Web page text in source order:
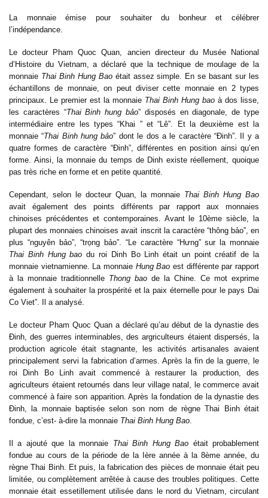
La monnaie émise pour souhaiter du bonheur et célébrer
l’indépendance.
Le docteur Pham Quoc Quan, ancien directeur du Musée National
d’Histoire du Vietnam, a déclaré que la technique de moulage de la
monnaie Thai Binh Hung Baoétait assez simple. En se basant sur les
échantillons de monnaie, on peut diviser cette monnaie en 2 types
principaux. Le premier est la monnaie Thai Binh Hung bao à dos lisse,
les caractères “Thai Binh hung bảo” disposés en diagonale, de type
intermédiaire entre les types “Khai ” et “Lê”. Et la deuxième est la
monnaie “Thai Binh hung bảo” dont le dos a le caractère “Đinh”. Il y a
quatre formes de caractère “Đinh”, différentes en position ainsi qu’en
forme. Ainsi, la monnaie du temps de Dinh existe réellement, quoique
pas très riche en forme et en petite quantité.
Cependant, selon le docteur Quan, la monnaie Thai Binh Hung Bao
avait également des points différents par rapport aux monnaies
chinoises précédentes et contemporaines. Avant le 10ème siècle, la
plupart des monnaies chinoises avait inscrit la caractère “thông bảo”, en
plus “nguyên bảo”, “trọng bảo”. “Le caractère “Hưng” sur la monnaie
Thai Binh Hung bao du roi Dinh Bo Linh était un point créatif de la
monnaie vietnamienne. La monnaie Hung Bao est différente par rapport
à la monnaie traditionnelle Thong bao de la Chine. Ce mot exprime
également à souhaiter la prospérité et la paix éternelle pour le pays Dai
Co Viet”. Il a analysé.
Le docteur Pham Quoc Quan a déclaré qu’au début de la dynastie des
Đinh, des guerres interminables, des argriculteurs étaient dispersés, la
production agricole était stagnante, les activités artisanales avaient
principalement servi la fabrication d’armes. Après la fin de la guerre, le
roi Dinh Bo Linh avait commencé à restaurer la production, des
agriculteurs étaient retournés dans leur village natal, le commerce avait
commencé à faire son apparition. Après la fondation de la dynastie des
Đinh, la monnaie baptisée selon son nom de règne Thai Binh était
fondue, c’est- à-dire la monnaie Thai Binh Hung Bao.
Il a ajouté que la monnaie Thai Binh Hung Bao était probablement
fondue au cours de la période de la Ière année à la 8ème année, du
règne Thai Binh. Et puis, la fabrication des pièces de monnaie était peu
limitée, ou complètement arrêtée à cause des troubles politiques. Cette
monnaie était essetillement utilisée dans le nord du Vietnam, circulant